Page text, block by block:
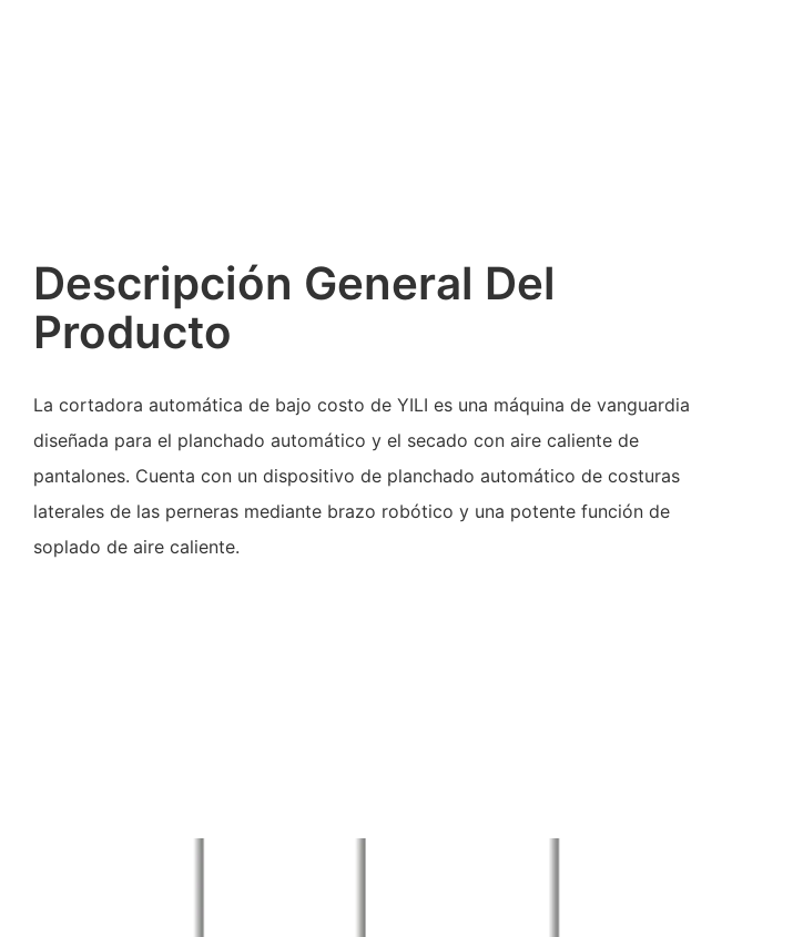
Descripción General Del
Producto
La cortadora automática de bajo costo de YILI es una máquina de vanguardia
diseñada para el planchado automático y el secado con aire caliente de
pantalones. Cuenta con un dispositivo de planchado automático de costuras
laterales de las perneras mediante brazo robótico y una potente función de
soplado de aire caliente.